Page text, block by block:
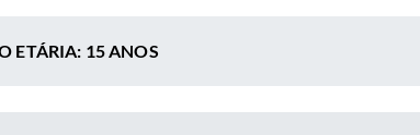
ETÁRIA: 15 ANOS